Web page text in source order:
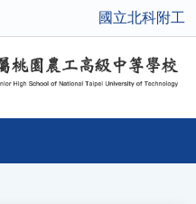
國立北科附工